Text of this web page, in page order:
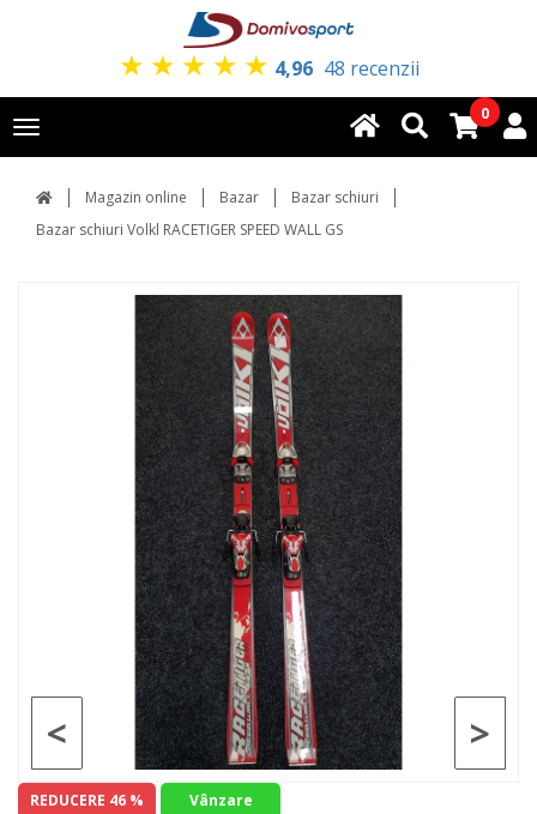
★ ★ ★ ★ ★ 4,96 48 recenzii
Toggle
navigation
0
Magazin online Bazar
Bazar schiuri
Bazar schiuri Volkl RACETIGER SPEED WALL GS
>
<
REDUCERE 46 % Vânzare